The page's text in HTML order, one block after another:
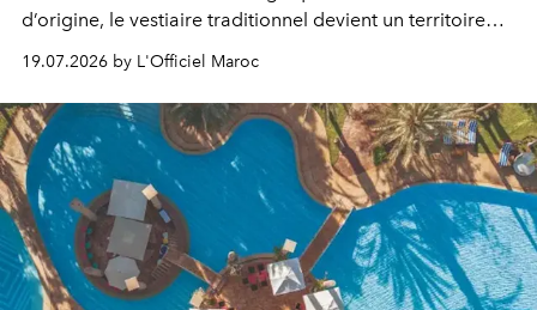
d’origine, le vestiaire traditionnel devient un territoire
d’expérimentation. Avec Néo Beldi, Diamantine en
révise les proportions et les usages pour l’inscrire dans
le quotidien contemporain, sans effacer la culture du
vêtement dont il procède.
19.07.2026 by L'Officiel Maroc